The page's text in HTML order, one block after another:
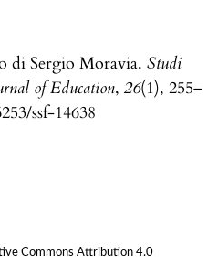
di Sergio Moravia. Studi
of Education, 26(1), 255–
ssf-14638
Commons Attribution 4.0